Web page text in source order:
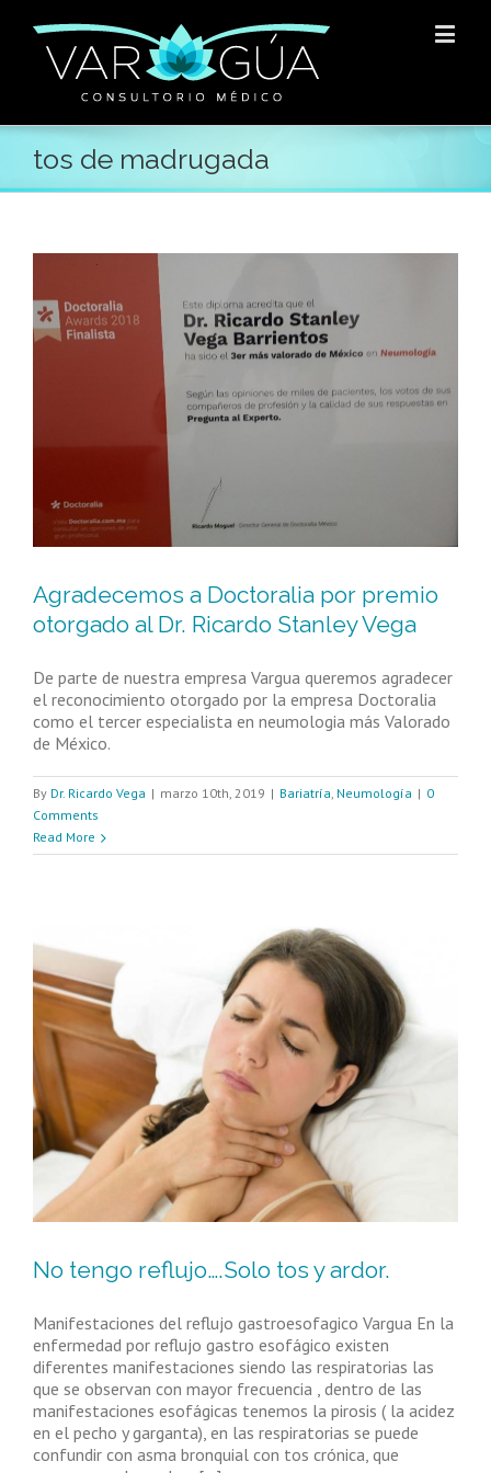
tos de madrugada
Agradecemos a Doctoralia por premio
otorgado al Dr. Ricardo Stanley Vega
De parte de nuestra empresa Vargua queremos agradecer
el reconocimiento otorgado por la empresa Doctoralia
como el tercer especialista en neumologia más Valorado
de México.
By Dr. Ricardo Vega | marzo 10th, 2019 | Bariatría Neumología | 0
Comments
Read More
No tengo reflujo….Solo tos y ardor.
Manifestaciones del reflujo gastroesofagico Vargua En la
enfermedad por reflujo gastro esofágico existen
diferentes manifestaciones siendo las respiratorias las
que se observan con mayor frecuencia , dentro de las
manifestaciones esofágicas tenemos la pirosis ( la acidez
en el pecho y garganta), en las respiratorias se puede
confundir con asma bronquial con tos crónica, que